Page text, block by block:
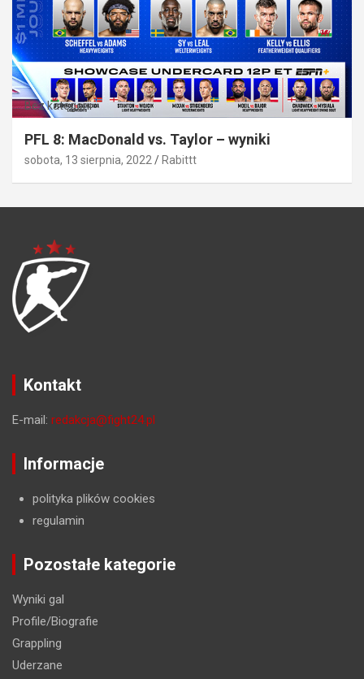
Bez kategorii
PFL 8: MacDonald vs. Taylor – wyniki
sobota, 13 sierpnia, 2022 Rabittt
Kontakt
E-mail: redakcja@fight24.pl
Informacje
polityka plików cookies
regulamin
Pozostałe kategorie
Wyniki gal
Profile/Biografie
Grappling
Uderzane